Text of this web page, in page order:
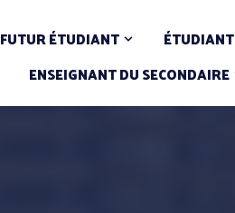
FUTUR ÉTUDIANT ÉTUDIANT
ENSEIGNANT DU SECONDAIRE